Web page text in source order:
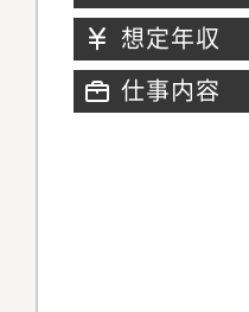
想定年収
仕事内容